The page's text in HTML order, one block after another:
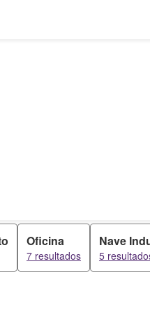
Oficina
7 resultados
Nave
5